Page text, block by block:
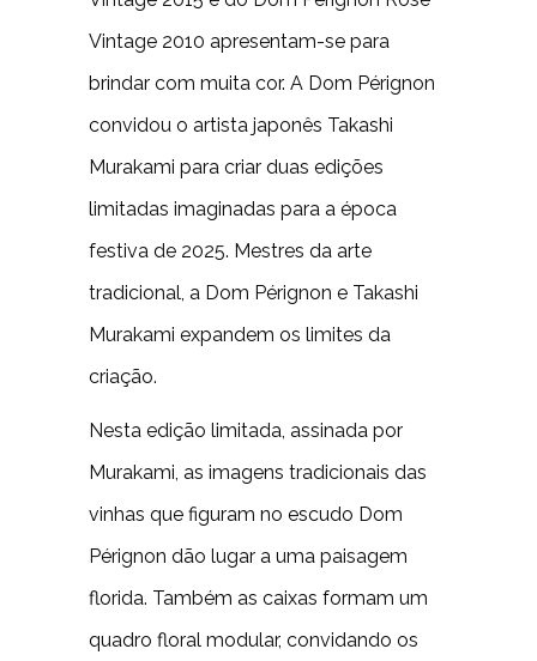
Vintage 2010 apresentam-se para
brindar com muita cor. A Dom Pérignon
convidou o artista japonês Takashi
Murakami para criar duas edições
limitadas imaginadas para a época
festiva de 2025. Mestres da arte
tradicional, a Dom Pérignon e Takashi
Murakami expandem os limites da
criação.
Nesta edição limitada, assinada por
Murakami, as imagens tradicionais das
vinhas que figuram no escudo Dom
Pérignon dão lugar a uma paisagem
florida. Também as caixas formam um
quadro floral modular, convidando os